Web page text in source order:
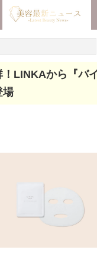
！LINKAから『バ
場